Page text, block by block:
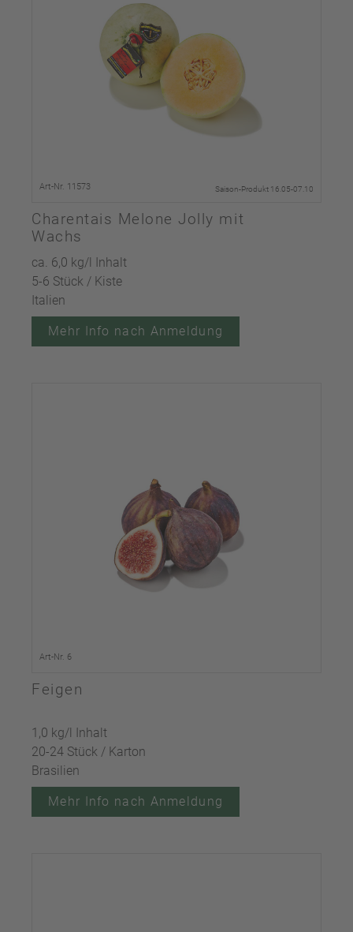
Art-Nr. 11573 Saison-Produkt 16.05-07.10
Charentais Melone Jolly mit
Wachs
ca. 6,0 kg/l Inhalt
5-6 Stück / Kiste
Italien
Mehr Info nach Anmeldung
Art-Nr. 6
Feigen
1,0 kg/l Inhalt
20-24 Stück / Karton
Brasilien
Mehr Info nach Anmeldung